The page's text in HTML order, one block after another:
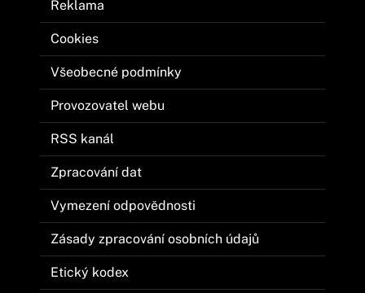
Reklama
Cookies
Všeobecné podmínky
Provozovatel webu
RSS kanál
Zpracování dat
Vymezení odpovědnosti
Zásady zpracování osobních údajů
Etický kodex